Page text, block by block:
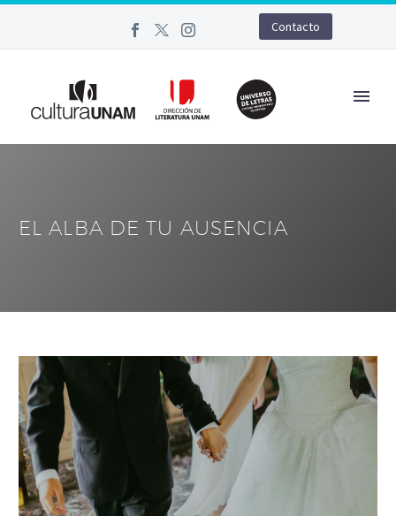
Contacto
EL ALBA DE TU AUSENCIA